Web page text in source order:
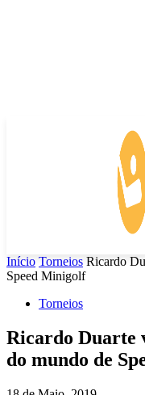
Início Torneios Ricardo
Speed Minigolf
Torneios
Ricardo Duarte
do mundo de